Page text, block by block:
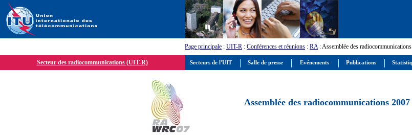
Page principale : UIT-R : Conférences et réunions : RA: Assemblée des
Secteur des radiocommunications (UIT-R)
Assemblée des radiocommunications
Secteurs de l'UIT Salle de presse Evénements Publications